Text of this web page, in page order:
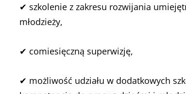
✔ szkolenie z zakresu rozwijania
młodzieży,
✔ comiesięczną superwizję,
✔ możliwość udziału w dodatkowych